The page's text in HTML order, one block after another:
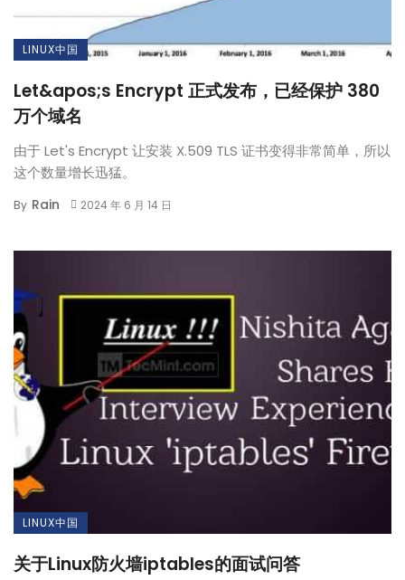
LINUX中国
Let&apos;s Encrypt 正式发布，已经保护 380
万个域名
由于 Let's Encrypt 让安装 X.509 TLS 证书变得非常简单，所以
这个数量增长迅猛。
By Rain 2024 年 6 月 14 日
LINUX中国
关于Linux防火墙iptables的面试问答